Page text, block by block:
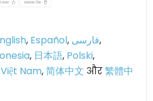
, Español, فارسی,
, 日本語, Polski,
Việt Nam,简体中文 और繁體中